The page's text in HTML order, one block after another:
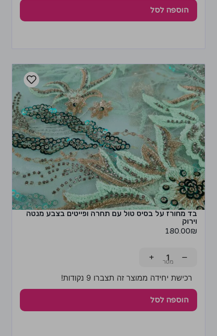
הוספה לסל
בד מחורז על בסיס טול עם תחרה ופייטים בצבע מנטה
וירוק
180.00₪
−
+
רכישת יחידה ממוצר זה תצברו 9 נקודות!
הוספה לסל